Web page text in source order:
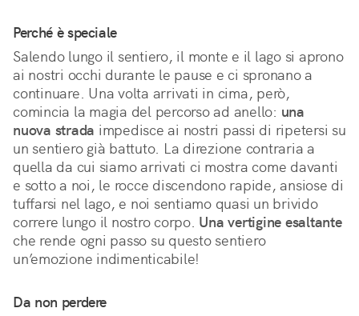
Perché è speciale
Salendo lungo il sentiero, il monte e il lago si aprono
ai nostri occhi durante le pause e ci spronano a
continuare. Una volta arrivati in cima, però,
comincia la magia del percorso ad anello: una
nuova strada impedisce ai nostri passi di ripetersi su
un sentiero già battuto. La direzione contraria a
quella da cui siamo arrivati ci mostra come davanti
e sotto a noi, le rocce discendono rapide, ansiose di
tuffarsi nel lago, e noi sentiamo quasi un brivido
correre lungo il nostro corpo. Una vertigine esaltante
che rende ogni passo su questo sentiero
un’emozione indimenticabile!
Da non perdere